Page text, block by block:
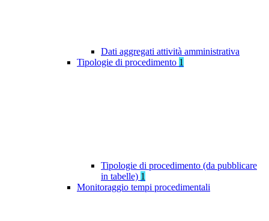
Dati aggregati attività amministrativa
Tipologie di procedimento 1
Tipologie di procedimento (da pubblicare
in tabelle) 1
Monitoraggio tempi procedimentali